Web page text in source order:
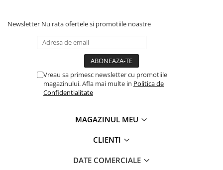
Newsletter Nu rata ofertele si promotiile noastre
Vreau sa primesc newsletter cu promotiile
magazinului. Afla mai multe in Politica de
Confidentialitate
MAGAZINUL MEU
CLIENTI
DATE COMERCIALE